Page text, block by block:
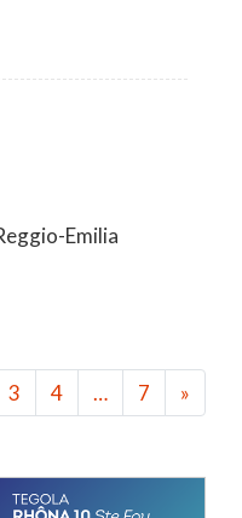
Emilia
3 4 … 7 »